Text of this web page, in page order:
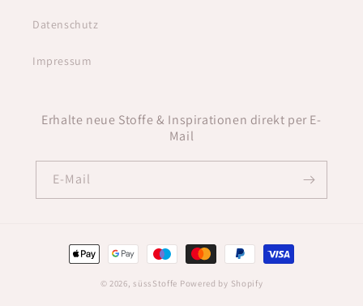
Datenschutz
Impressum
Erhalte neue Stoffe & Inspirationen direkt per E-
Mail
E-Mail
Zahlungsmethoden
© 2026, süssStoffe Powered by Shopify